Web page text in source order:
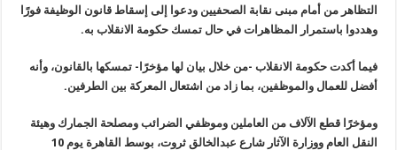
التظاهر من أمام مبنى نقابة الصحفيين ودعوا إلى إسقاط قانون الوظيفة فورًا
وهددوا باستمرار المظاهرات في حال تمسك حكومة الانقلاب به.
فيما أكدت حكومة الانقلاب -من خلال بيان لها مؤخرًا- تمسكها بالقانون، وأنه
أفضل للعمال والموظفين، بما زاد من اشتعال المعركة بين الطرفين.
ومؤخرًا قطع الآلاف من العاملين وموظفي الضرائب ومصلحة الجمارك وهيئة
النقل العام ووزارة الآثار شارع عبدالخالق ثروت، بوسط القاهرة يوم 10